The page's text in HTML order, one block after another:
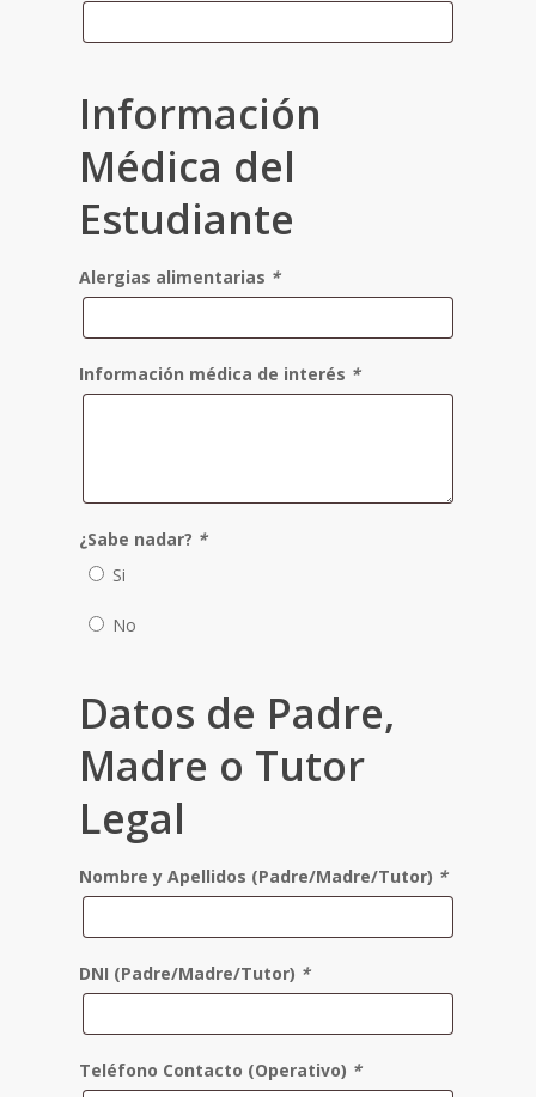
Información
Médica del
Estudiante
Alergias alimentarias *
Información médica de interés *
¿Sabe nadar? *
Si
No
Datos de Padre,
Madre o Tutor
Legal
Nombre y Apellidos (Padre/Madre/Tutor) *
DNI (Padre/Madre/Tutor) *
Teléfono Contacto (Operativo) *